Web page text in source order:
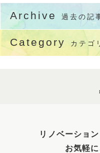
Archive 過去の記
Category カテゴ
リノベーショ
お気軽